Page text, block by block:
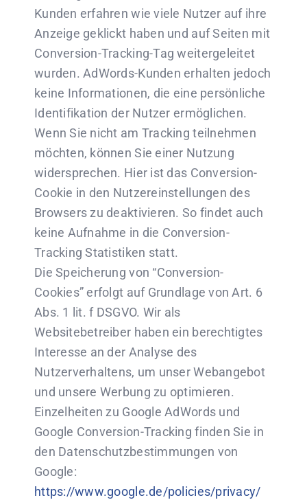
Kunden erfahren wie viele Nutzer auf ihre
Anzeige geklickt haben und auf Seiten mit
Conversion-Tracking-Tag weitergeleitet
wurden. AdWords-Kunden erhalten jedoch
keine Informationen, die eine persönliche
Identifikation der Nutzer ermöglichen.
Wenn Sie nicht am Tracking teilnehmen
möchten, können Sie einer Nutzung
widersprechen. Hier ist das Conversion-
Cookie in den Nutzereinstellungen des
Browsers zu deaktivieren. So findet auch
keine Aufnahme in die Conversion-
Tracking Statistiken statt.
Die Speicherung von “Conversion-
Cookies” erfolgt auf Grundlage von Art. 6
Abs. 1 lit. f DSGVO. Wir als
Websitebetreiber haben ein berechtigtes
Interesse an der Analyse des
Nutzerverhaltens, um unser Webangebot
und unsere Werbung zu optimieren.
Einzelheiten zu Google AdWords und
Google Conversion-Tracking finden Sie in
den Datenschutzbestimmungen von
Google:
https://www.google.de/policies/privacy/